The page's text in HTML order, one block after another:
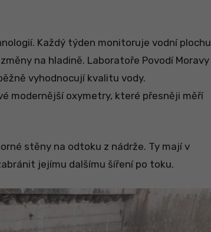
Každý týden monitoruje vodní plochu
na hladině. Laboratoře Povodí Moravy
vyhodnocují kvalitu vody.
modernější oxymetry, které přesněji měří
stěny na odtoku z nádrže. Ty mají v
jejímu dalšímu šíření po toku.